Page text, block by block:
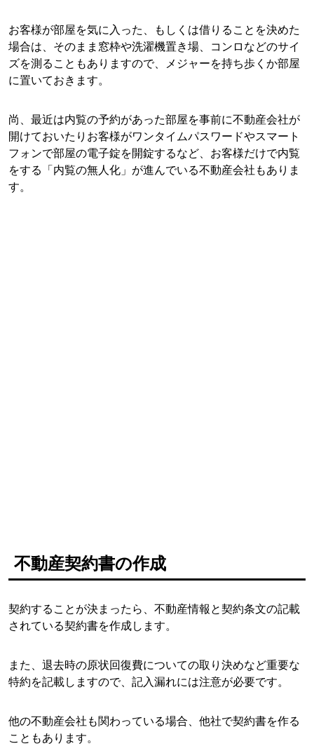
お客様が部屋を気に入った、もしくは借りることを決めた
場合は、そのまま窓枠や洗濯機置き場、コンロなどのサイ
ズを測ることもありますので、メジャーを持ち歩くか部屋
に置いておきます。
尚、最近は内覧の予約があった部屋を事前に不動産会社が
開けておいたりお客様がワンタイムパスワードやスマート
フォンで部屋の電子錠を開錠するなど、お客様だけで内覧
をする「内覧の無人化」が進んでいる不動産会社もありま
す。
不動産契約書の作成
契約することが決まったら、不動産情報と契約条文の記載
されている契約書を作成します。
また、退去時の原状回復費についての取り決めなど重要な
特約を記載しますので、記入漏れには注意が必要です。
他の不動産会社も関わっている場合、他社で契約書を作る
こともあります。